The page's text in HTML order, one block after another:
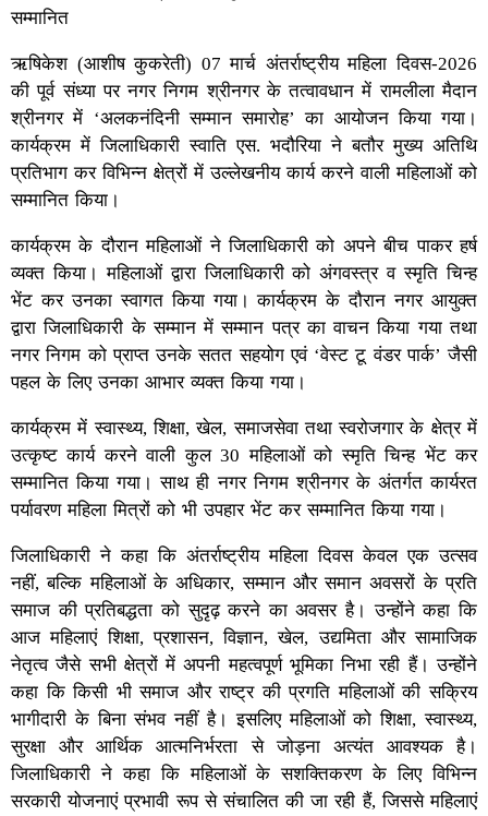
सम्मानित
ऋषिकेश (आशीष कुकरेती) 07 मार्च अंतर्राष्ट्रीय महिला दिवस-2026
की पूर्व संध्या पर नगर निगम श्रीनगर के तत्वावधान में रामलीला मैदान
श्रीनगर में ‘अलकनंदिनी सम्मान समारोह’ का आयोजन किया गया।
कार्यक्रम में जिलाधिकारी स्वाति एस. भदौरिया ने बतौर मुख्य अतिथि
प्रतिभाग कर विभिन्न क्षेत्रों में उल्लेखनीय कार्य करने वाली महिलाओं को
सम्मानित किया।
कार्यक्रम के दौरान महिलाओं ने जिलाधिकारी को अपने बीच पाकर हर्ष
व्यक्त किया। महिलाओं द्वारा जिलाधिकारी को अंगवस्त्र व स्मृति चिन्ह
भेंट कर उनका स्वागत किया गया। कार्यक्रम के दौरान नगर आयुक्त
द्वारा जिलाधिकारी के सम्मान में सम्मान पत्र का वाचन किया गया तथा
नगर निगम को प्राप्त उनके सतत सहयोग एवं ‘वेस्ट टू वंडर पार्क’ जैसी
पहल के लिए उनका आभार व्यक्त किया गया।
कार्यक्रम में स्वास्थ्य, शिक्षा, खेल, समाजसेवा तथा स्वरोजगार के क्षेत्र में
उत्कृष्ट कार्य करने वाली कुल 30 महिलाओं को स्मृति चिन्ह भेंट कर
सम्मानित किया गया। साथ ही नगर निगम श्रीनगर के अंतर्गत कार्यरत
पर्यावरण महिला मित्रों को भी उपहार भेंट कर सम्मानित किया गया।
जिलाधिकारी ने कहा कि अंतर्राष्ट्रीय महिला दिवस केवल एक उत्सव
नहीं, बल्कि महिलाओं के अधिकार, सम्मान और समान अवसरों के प्रति
समाज की प्रतिबद्धता को सुदृढ़ करने का अवसर है। उन्होंने कहा कि
आज महिलाएं शिक्षा, प्रशासन, विज्ञान, खेल, उद्यमिता और सामाजिक
नेतृत्व जैसे सभी क्षेत्रों में अपनी महत्वपूर्ण भूमिका निभा रही हैं। उन्होंने
कहा कि किसी भी समाज और राष्ट्र की प्रगति महिलाओं की सक्रिय
भागीदारी के बिना संभव नहीं है। इसलिए महिलाओं को शिक्षा, स्वास्थ्य,
सुरक्षा और आर्थिक आत्मनिर्भरता से जोड़ना अत्यंत आवश्यक है।
जिलाधिकारी ने कहा कि महिलाओं के सशक्तिकरण के लिए विभिन्न
सरकारी योजनाएं प्रभावी रूप से संचालित की जा रही हैं, जिससे महिलाएं